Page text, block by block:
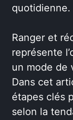
quotidienne.
Ranger et
représente
un mode de
Dans cet
étapes clés
selon la